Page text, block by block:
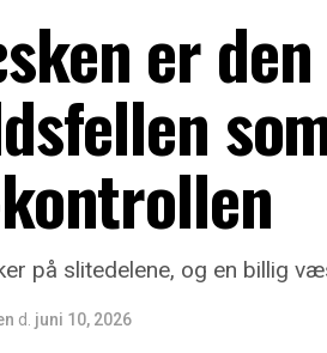
er
på slitedelene, og en billig
d. juni 10, 2026